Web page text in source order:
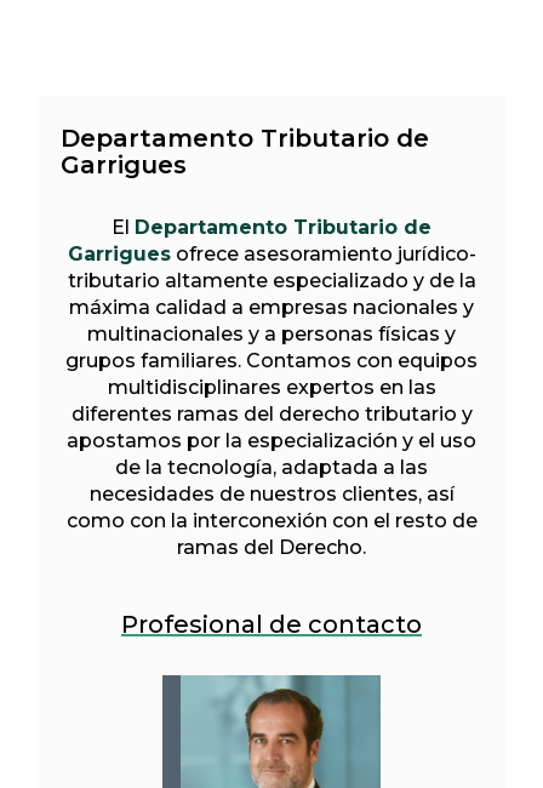
Departamento Tributario de
Garrigues
El Departamento Tributario de
Garriguesofrece asesoramiento jurídico-
tributario altamente especializado y de la
máxima calidad a empresas nacionales y
multinacionales y a personas físicas y
grupos familiares. Contamos con equipos
multidisciplinares expertos en las
diferentes ramas del derecho tributario y
apostamos por la especialización y el uso
de la tecnología, adaptada a las
necesidades de nuestros clientes, así
como con la interconexión con el resto de
ramas del Derecho.
Profesional de contacto